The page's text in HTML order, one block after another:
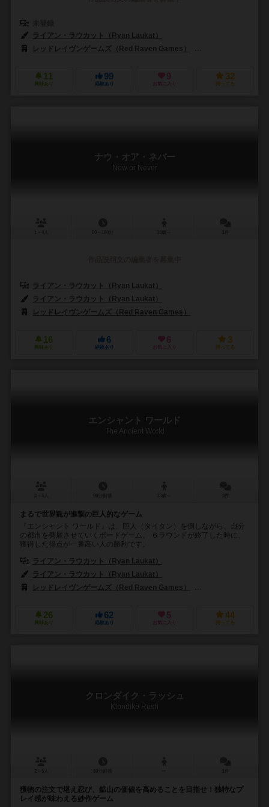
ライアン・ラウカット（Ryan Laukat）
レッドレイヴンゲームズ（Red Raven Games）
11
興味あり
99
経験あり
9
お気に入り
32
持ってる
ナウ・オア・ネバー
Now or Never
ライアン・ラウカット（Ryan Laukat）
ライアン・ラウカット（Ryan Laukat）
レッドレイヴンゲームズ（Red Raven Games）
16
興味あり
6
経験あり
6
お気に入り
3
持ってる
エンシャント ワールド
The Ancient World
まるで世界観が進撃の巨人的なゲーム
『エンシャント ワールド』は、巨人（タイタン）を倒しながら、自分
の都市を発展させていくボードゲーム。 ６ラウンドが終了した時に、
獲得した得点が一番高い人の勝利です。
ライアン・ラウカット（Ryan Laukat）
ライアン・ラウカット（Ryan Laukat）
レッドレイヴンゲームズ（Red Raven Games）
26
興味あり
62
経験あり
5
お気に入り
44
持ってる
クロンダイク・ラッシュ
Klondike Rush
獲物の注文で堪え忍び、鉱山の価値を高めることを目指せ！独特なプ
レイ感が味わえる妙作ゲーム